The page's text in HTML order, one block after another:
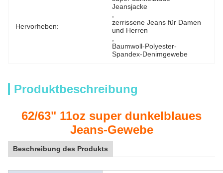
Hervorheben:
Jeansjacke
zerrissene Jeans für Damen
und Herren
Baumwoll-Polyester-
Spandex-Denimgewebe
Produktbeschreibung
62/63" 11oz super dunkelblaues
Jeans-Gewebe
Beschreibung des Produkts